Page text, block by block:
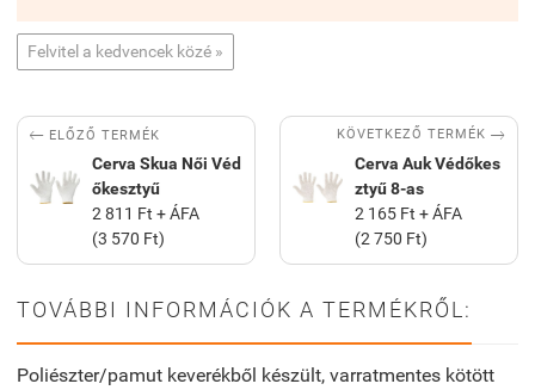
Felvitel a kedvencek közé »
 ELŐZŐ TERMÉK
Cerva Skua Női Véd
őkesztyű
2 811 Ft + ÁFA
(3 570 Ft)
KÖVETKEZŐ TERMÉK 
Cerva Auk Védőkes
ztyű 8-as
2 165 Ft + ÁFA
(2 750 Ft)
TOVÁBBI INFORMÁCIÓK A TERMÉKRŐL:
Poliészter/pamut keverékből készült, varratmentes kötött